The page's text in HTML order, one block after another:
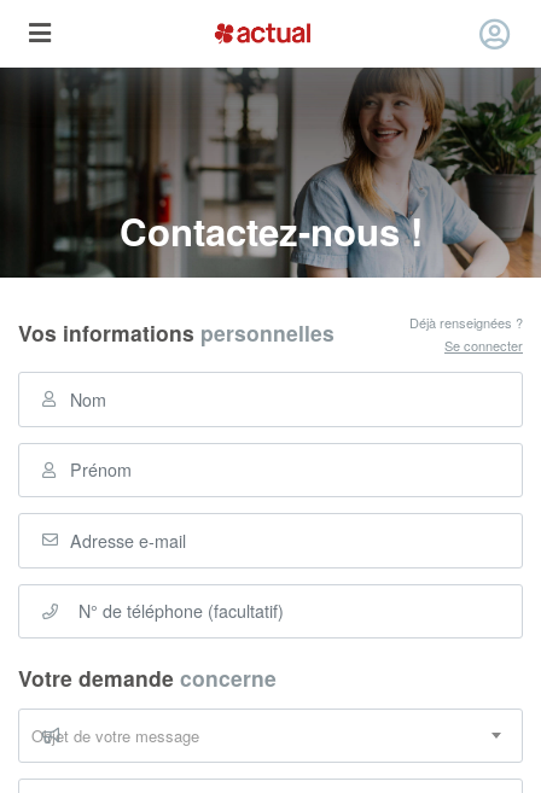
Contactez-nous !
Vos informations personnelles
Déjà renseignées ?
Se connecter
Votre demande concerne
Objet de votre message